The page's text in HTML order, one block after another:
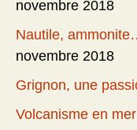
novembre 2018
Nautile,
novembre 2018
Grignon, une
Volcanisme en